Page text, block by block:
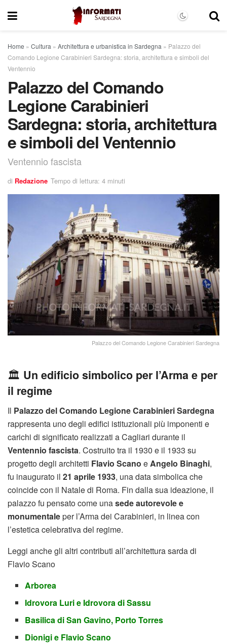
Home » Cultura » Architettura e urbanistica in Sardegna » Palazzo del
Comando Legione Carabinieri Sardegna: storia, architettura e simboli del
Ventennio
Palazzo del Comando
Legione Carabinieri
Sardegna: storia, architettura
e simboli del Ventennio
Ventennio fascista
di Redazione Tempo di lettura: 4 minuti
Palazzo del Comando Legione Carabinieri Sardegna
🏛️ Un edificio simbolico per l’Arma e per
il regime
Il Palazzo del Comando Legione Carabinieri Sardegna
rappresenta uno degli edifici istituzionali più imponenti e
carichi di significato realizzati a Cagliari durante il
Ventennio fascista. Costruito tra il 1930 e il 1933 su
progetto degli architetti Flavio Scano eAngelo Binaghi,
fu inaugurato il 21 aprile 1933, una data simbolica che
coincide con il Natale di Roma. Fin dalla sua ideazione, il
palazzo fu pensato come unasede autorevole e
monumentaleper l’Arma dei Carabinieri, in linea con
l’estetica celebrativa del regime.
Leggi anche gli altri contributi all’architettura sarda di
Flavio Scano
Arborea
Idrovora Luri e Idrovora di Sassu
Basilica di San Gavino, Porto Torres
Dionigi e Flavio Scano